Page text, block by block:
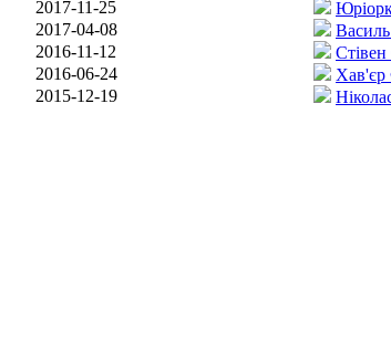
2017-11-25
2017-04-08
2016-11-12
2016-06-24
Хав'єр
2015-12-19